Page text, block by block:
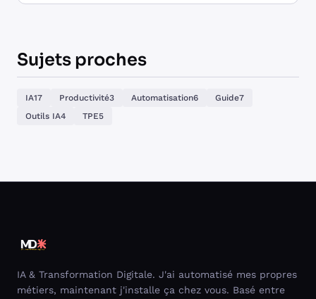
Sujets proches
IA17 Productivité3 Automatisation6 Guide7
Outils IA4 TPE5
IA & Transformation Digitale. J'ai automatisé mes propres
métiers, maintenant j'installe ça chez vous. Basé entre